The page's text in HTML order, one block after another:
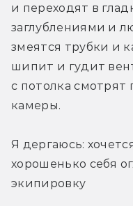
и переходят в
заглублениями и
змеятся трубки и
шипит и гудит
с потолка смотрят
камеры.
Я дергаюсь:
хорошенько себя
экипировку